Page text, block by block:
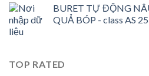
BURET TỰ ĐỘNG
QUẢ BÓP - class AS
TOP RATED